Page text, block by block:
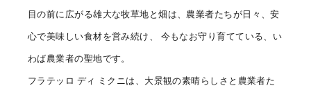
目の前に広がる雄大な牧草地と畑は、農業者たちが日々、安
心で美味しい食材を営み続け、 今もなお守り育てている、い
わば農業者の聖地です。
フラテッロ ディ ミクニは、大景観の素晴らしさと農業者た